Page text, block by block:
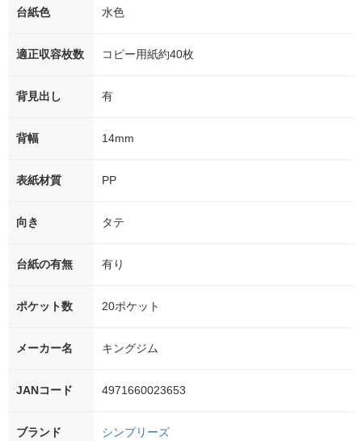
台紙色 水色
適正収容枚数 コピー用紙約40枚
背見出し 有
背幅 14mm
表紙材質 PP
向き タテ
台紙の有無 有り
ポケット数 20ポケット
メーカー名 キングジム
JANコード 4971660023653
ブランド シンプリーズ